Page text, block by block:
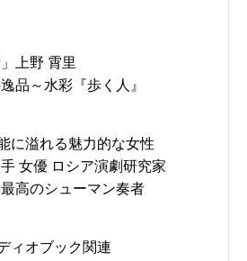
上野 霄里
品～水彩『歩く人』
に溢れる魅力的な女性
女優 ロシア演劇研究家
高のシューマン奏者
ィオブック関連